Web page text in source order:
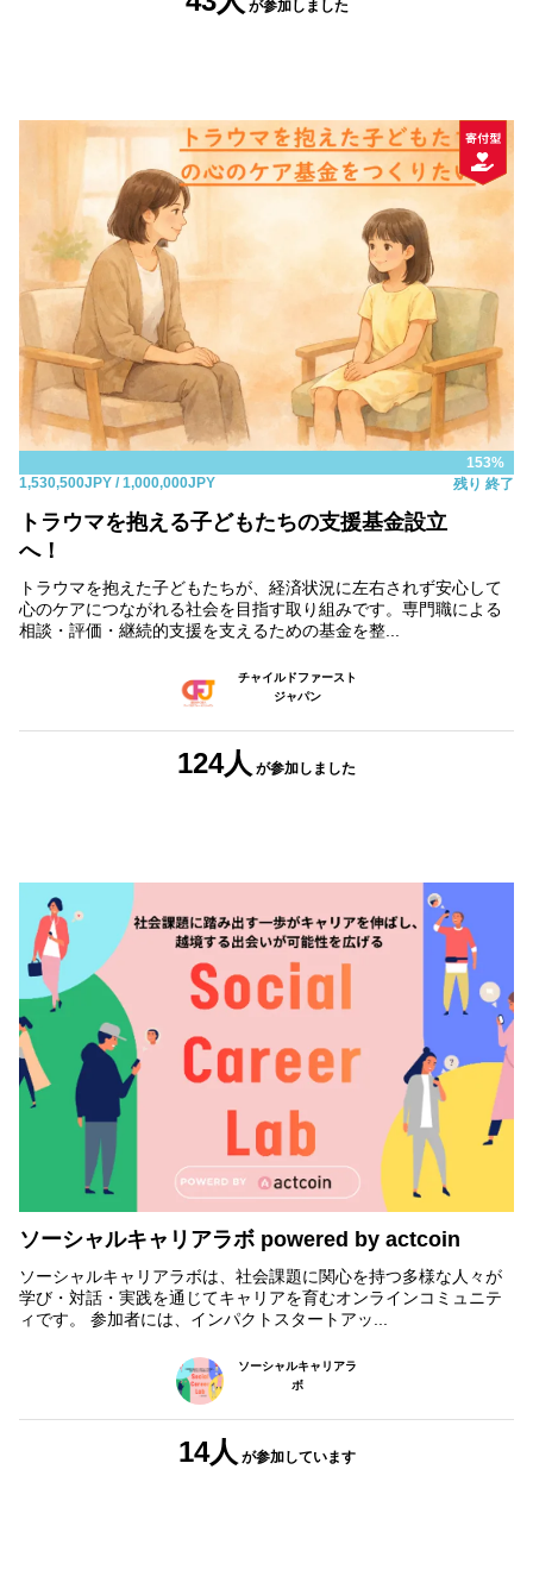
が参加しました
153%
1,530,500JPY / 1,000,000JPY 残り 終了
トラウマを抱える子どもたちの支援基金設立
へ！
トラウマを抱えた子どもたちが、経済状況に左右されず安心して
心のケアにつながれる社会を目指す取り組みです。専門職による
相談・評価・継続的支援を支えるための基金を整...
チャイルドファースト
ジャパン
124人 が参加しました
ソーシャルキャリアラボ powered by actcoin
ソーシャルキャリアラボは、社会課題に関心を持つ多様な人々が
学び・対話・実践を通じてキャリアを育むオンラインコミュニテ
ィです。 参加者には、インパクトスタートアッ...
ソーシャルキャリアラ
ボ
14人 が参加しています